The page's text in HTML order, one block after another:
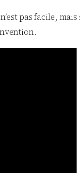
pas facile,